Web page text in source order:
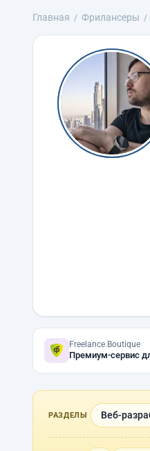
Главная Фрилансеры
Freelance.Boutique
Премиум-сервис
РАЗДЕЛЫ Веб-